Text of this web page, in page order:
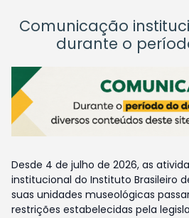
Comunicação
durante o
Desde 4 de julho de 2026, as
institucional do Instituto Brasileiro
suas unidades museológicas
restrições estabelecidas pela